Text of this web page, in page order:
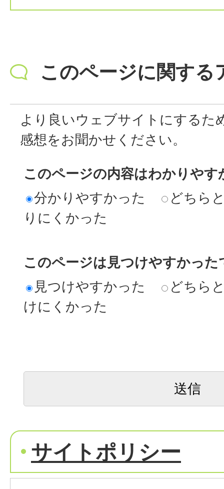
このページに関する
より良いウェブサイトにするた
感想をお聞かせください。
このページの内容はわかりやす
分かりやすかった
どちら
りにくかった
このページは見つけやすかった
見つけやすかった
どちら
けにくかった
サイトポリシー